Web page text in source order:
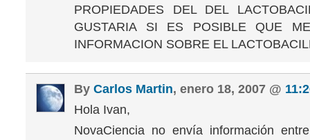
PROPIEDADES DEL DEL
GUSTARIA SI ES POSIBLE QUE
INFORMACION SOBRE EL
By Carlos Martin, enero 18, 2007 @
Hola Ivan,
NovaCiencia no envía información